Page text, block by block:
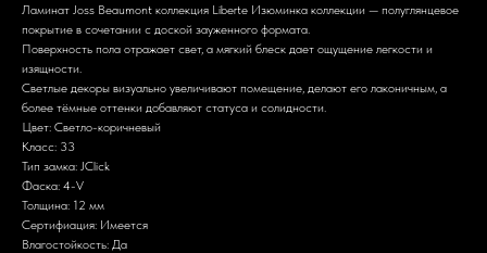
Ламинат Joss Beaumont коллекция Liberte Изюминка коллекции — полуглянцевое
покрытие в сочетании с доской зауженного формата.
Поверхность пола отражает свет, а мягкий блеск дает ощущение легкости и
изящности.
Светлые декоры визуально увеличивают помещение, делают его лаконичным, а
более тёмные оттенки добавляют статуса и солидности.
Цвет: Светло-коричневый
Класс: 33
Тип замка: JClick
Фаска: 4-V
Толщина: 12 мм
Сертифиация: Имеется
Влагостойкость: Да